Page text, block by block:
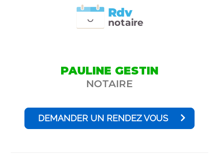
notaire
Rdv
PAULINE GESTIN
NOTAIRE
DEMANDER UN RENDEZ VOUS